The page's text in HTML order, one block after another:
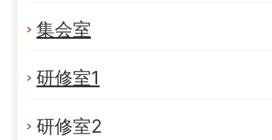
集会室
研修室1
研修室2